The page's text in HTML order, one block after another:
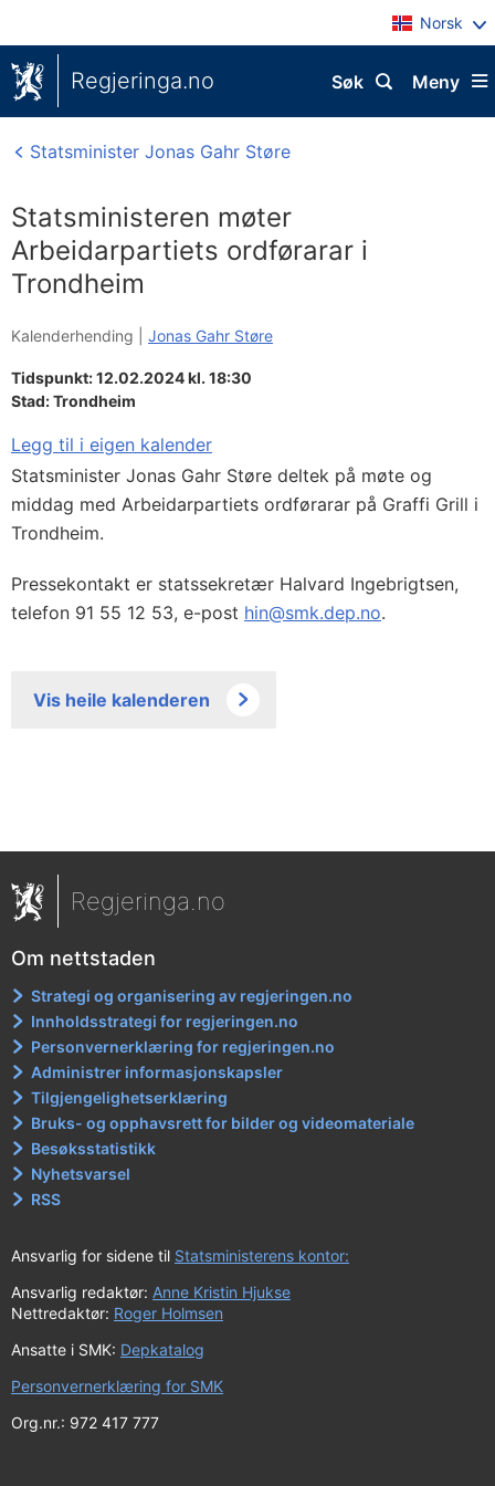
Norsk
Regjeringa.no Meny
Søk
Statsminister Jonas Gahr Støre
Statsministeren møter
Arbeidarpartiets ordførarar i
Trondheim
Kalenderhending | Jonas Gahr Støre
Tidspunkt: 12.02.2024 kl. 18:30
Stad:Trondheim
Legg til i eigen kalender
Statsminister Jonas Gahr Støre deltek på møte og
middag med Arbeidarpartiets ordførarar på Graffi Grill i
Trondheim.
Pressekontakt er statssekretær Halvard Ingebrigtsen,
telefon 91 55 12 53, e-post hin@smk.dep.no.
Vis heile kalenderen
Regjeringa.no
Om nettstaden
Strategi og organisering av regjeringen.no
Innholdsstrategi for regjeringen.no
Personvernerklæring for regjeringen.no
Administrer informasjonskapsler
Tilgjengelighetserklæring
Bruks- og opphavsrett for bilder og videomateriale
Besøksstatistikk
Nyhetsvarsel
RSS
Ansvarlig for sidene til Statsministerens kontor:
Ansvarlig redaktør: Anne Kristin Hjukse
Nettredaktør: Roger Holmsen
Ansatte i SMK: Depkatalog
Personvernerklæring for SMK
Org.nr.: 972 417 777